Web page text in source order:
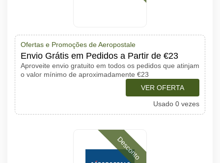
Ofertas e Promoções de Aeropostale
Envio Grátis em Pedidos a Partir de €23
Aproveite envio gratuito em todos os pedidos que atinjam
o valor mínimo de aproximadamente €23
VER OFERTA
Usado 0 vezes
Desconto